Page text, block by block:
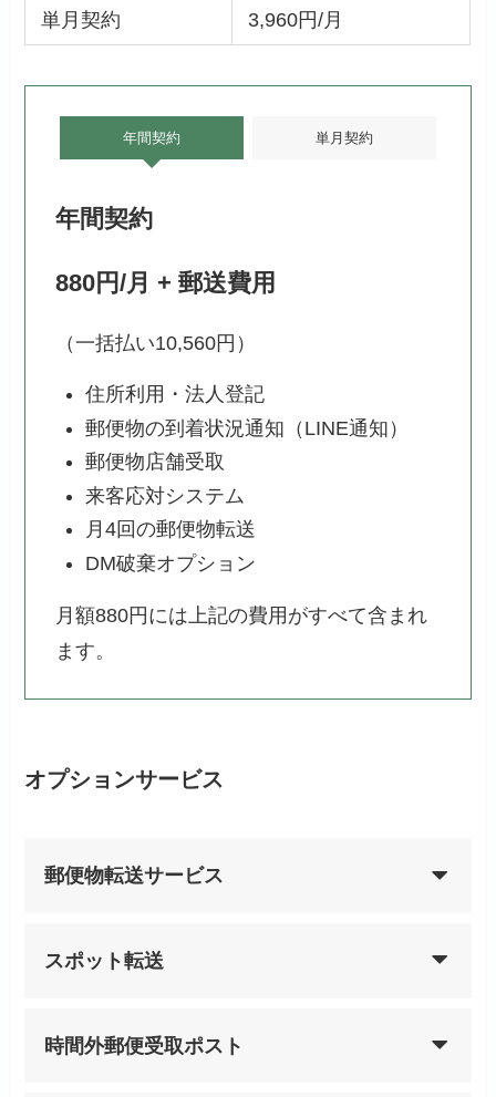
単月契約 3,960円/月
年間契約 単月契約
年間契約
880円/月 + 郵送費用
（一括払い10,560円）
住所利用・法人登記
郵便物の到着状況通知（LINE通知）
郵便物店舗受取
来客応対システム
月4回の郵便物転送
DM破棄オプション
月額880円には上記の費用がすべて含まれ
ます。
オプションサービス
郵便物転送サービス
スポット転送
時間外郵便受取ポスト